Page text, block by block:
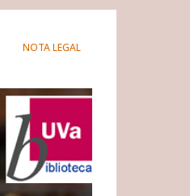
NOTA LEGAL